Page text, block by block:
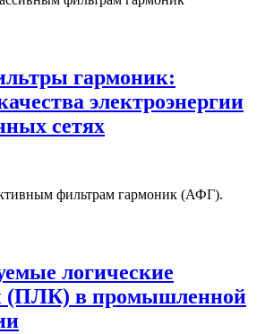
гармоник:
электроэнергии
сетях
фильтрам гармоник (АФГ).
логические
(ПЛК) в промышленной